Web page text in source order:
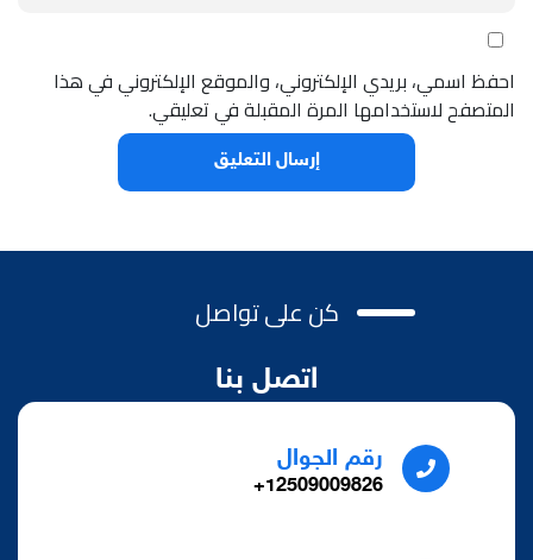
احفظ اسمي، بريدي الإلكتروني، والموقع الإلكتروني في هذا
المتصفح لاستخدامها المرة المقبلة في تعليقي.
كن على تواصل
اتصل بنا
رقم الجوال
12509009826+